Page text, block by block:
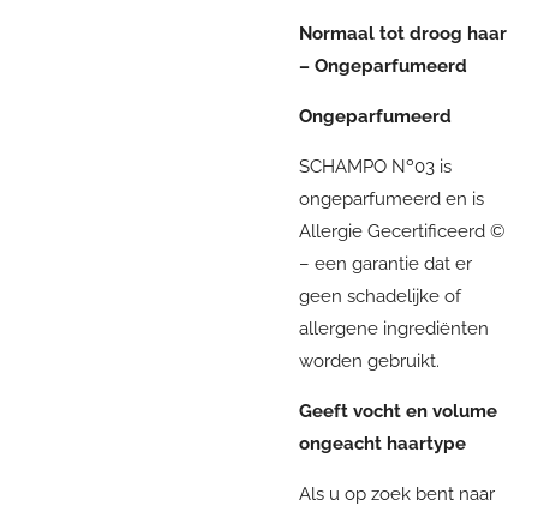
Normaal tot droog haar
– Ongeparfumeerd
Ongeparfumeerd
SCHAMPO Nº03 is
ongeparfumeerd en is
Allergie Gecertificeerd ©
– een garantie dat er
geen schadelijke of
allergene ingrediënten
worden gebruikt.
Geeft vocht en volume
ongeacht haartype
Als u op zoek bent naar